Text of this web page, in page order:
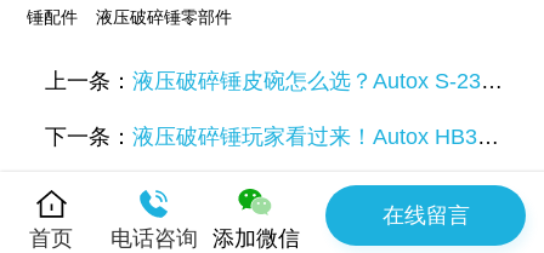
锤配件
液压破碎锤零部件
上一条：液压破碎锤皮碗怎么选？Autox S-23(H)皮碗实测分享，看完少走弯路
下一条：液压破碎锤玩家看过来！Autox HB30G 皮碗实力在线
首页 电话咨询 添加微信
在线留言